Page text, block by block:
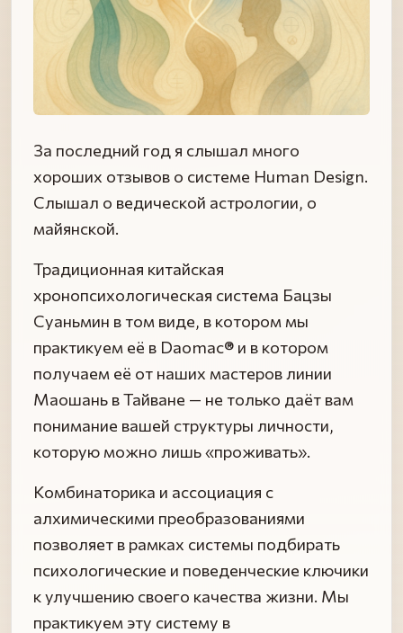
За последний год я слышал много
хороших отзывов о системе Human Design.
Слышал о ведической астрологии, о
майянской.
Традиционная китайская
хронопсихологическая система Бацзы
Суаньмин в том виде, в котором мы
практикуем её в Daomac® и в котором
получаем её от наших мастеров линии
Маошань в Тайване — не только даёт вам
понимание вашей структуры личности,
которую можно лишь «проживать».
Комбинаторика и ассоциация с
алхимическими преобразованиями
позволяет в рамках системы подбирать
психологические и поведенческие ключики
к улучшению своего качества жизни. Мы
практикуем эту систему в